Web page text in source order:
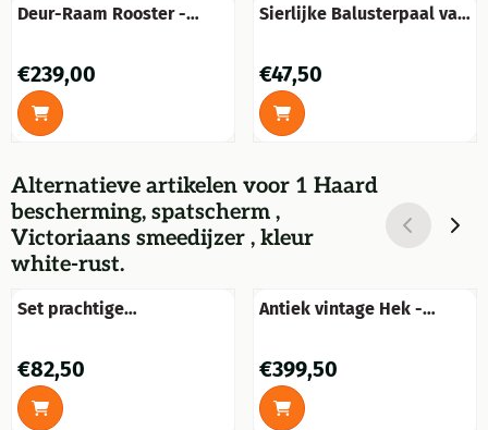
Deur-Raam Rooster -
Prijs: 239,00
€239,00
Sierlijke Balusterpaal van
Prijs: 47,50
€47,50
Alternatieve artikelen voor 1 Haard
bescherming, spatscherm ,
Victoriaans smeedijzer , kleur
white-rust.
Set prachtige
Prijs: 82,50
€82,50
Antiek vintage Hek -
Zwart
Prijs: 399,50
€399,50